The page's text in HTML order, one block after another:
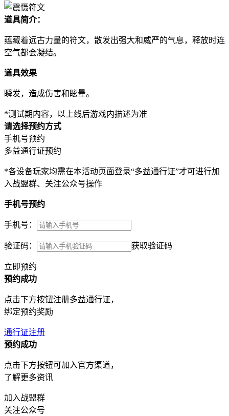
道具简介：
蕴藏着远古力量的符文，散发出强大和威严的气息，释放时连
空气都会凝结。
道具效果
瞬发，造成伤害和眩晕。
*测试期内容，以上线后游戏内描述为准
请选择预约方式
手机号预约
多益通行证预约
*各设备玩家均需在本活动页面登录“多益通行证”才可进行加
入战盟群、关注公众号操作
手机号预约
手机号：
验证码： 获取验证码
立即预约
预约成功
点击下方按钮注册多益通行证，
绑定预约奖励
通行证注册
预约成功
点击下方按钮可加入官方渠道，
了解更多资讯
加入战盟群
关注公众号